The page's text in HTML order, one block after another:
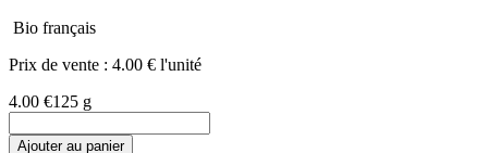
Bio français
Prix de vente : 4.00 € l'unité
4.00 €125 g
Ajouter au panier